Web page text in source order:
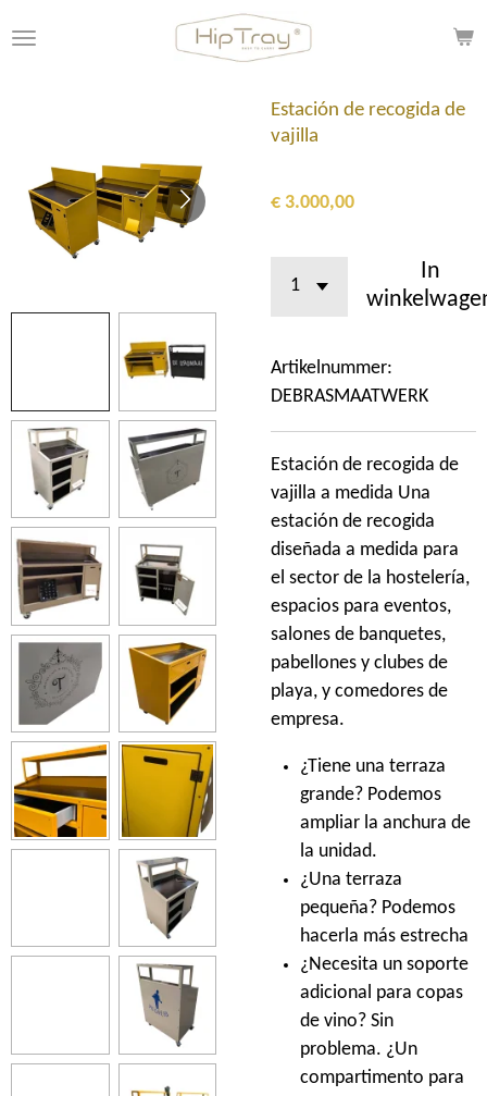
direct
Estación de recogida de
vajilla
€ 3.000,00
In
Artikelnummer:
DEBRASMAATWERK
Estación de recogida de
vajilla a medida Una
estación de recogida
diseñada a medida para
el sector de la hostelería,
espacios para eventos,
salones de banquetes,
pabellones y clubes de
playa, y comedores de
empresa.
¿Tiene una terraza
grande? Podemos
ampliar la anchura de
la unidad.
¿Una terraza
pequeña? Podemos
hacerla más estrecha
¿Necesita un soporte
adicional para copas
de vino? Sin
problema. ¿Un
compartimento para